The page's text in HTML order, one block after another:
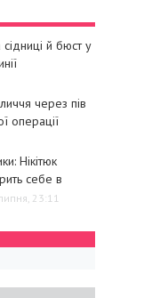
й бюст у
через пів
операції
Нікітюк
себе в
23:11